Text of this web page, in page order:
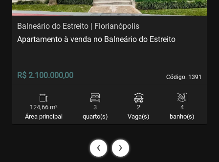
Balneário do Estreito | Florianópolis
Código. 1391
Código. 1391
Apartamento à venda no Balneário do Estreito
R$ 2.100.000,00
124,66 m²
Área principal
3
quarto(s)
2
Vaga(s)
4
banho(s)
‹ ›